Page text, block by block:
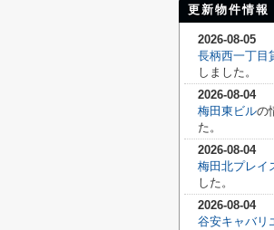
更新物件情報
2026-08-05
長柄西一丁目
しました。
2026-08-04
梅田東ビルの
た。
2026-08-04
梅田北プレイ
した。
2026-08-04
谷安キャバリ